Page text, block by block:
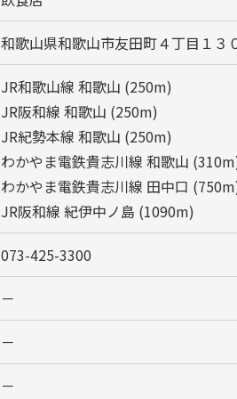
和歌山県和歌山市友田町４丁目１３
JR和歌山線 和歌山 (250m)
JR阪和線 和歌山 (250m)
JR紀勢本線 和歌山 (250m)
わかやま電鉄貴志川線 和歌山
わかやま電鉄貴志川線 田中口
JR阪和線 紀伊中ノ島 (1090m)
073-425-3300
－
－
－